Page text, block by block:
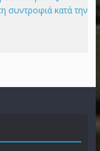
συντροφιά κατά την